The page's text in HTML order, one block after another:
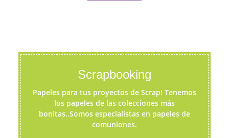
Scrapbooking
Papeles para tus proyectos de Scrap! Tenemos
los papeles de las colecciones más
bonitas..Somos especialistas en papeles de
comuniones.